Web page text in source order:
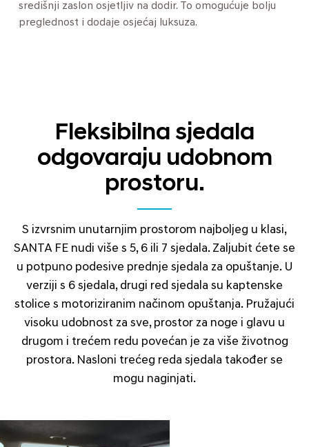
središnji zaslon osjetljiv na dodir. To omogućuje bolju
preglednost i dodaje osjećaj luksuza.
Fleksibilna sjedala
odgovaraju udobnom
prostoru.
S izvrsnim unutarnjim prostorom najboljeg u klasi,
SANTA FE nudi više s 5, 6 ili 7 sjedala. Zaljubit ćete se
u potpuno podesive prednje sjedala za opuštanje. U
verziji s 6 sjedala, drugi red sjedala su kaptenske
stolice s motoriziranim načinom opuštanja. Pružajući
visoku udobnost za sve, prostor za noge i glavu u
drugom i trećem redu povećan je za više životnog
prostora. Nasloni trećeg reda sjedala također se
mogu naginjati.